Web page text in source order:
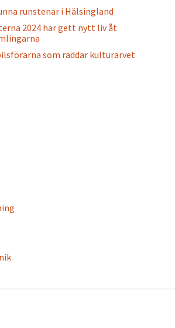
runstenar i Hälsingland
2024 har gett nytt liv åt
som räddar kulturarvet